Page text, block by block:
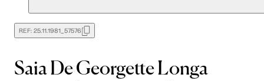
REF: 25.11.1981_57576
Saia De Georgette Longa